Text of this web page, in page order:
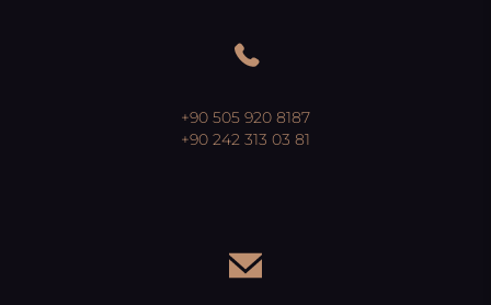
+90 505 920 8187
+90 242 313 03 81